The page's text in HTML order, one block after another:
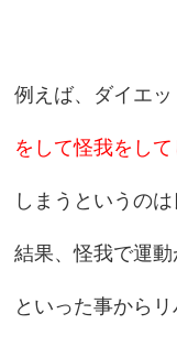
例えば、ダイエ
をして怪我をして
しまうというの
結果、怪我で運
といった事から